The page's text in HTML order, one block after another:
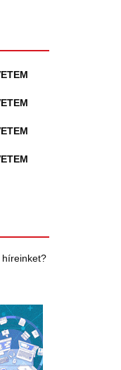
híreinket?